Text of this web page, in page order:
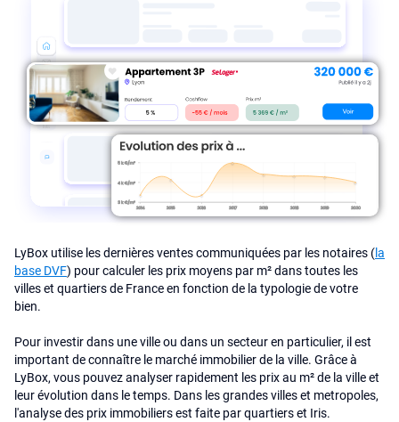
LyBox utilise les dernières ventes communiquées par les notaires (la
base DVF) pour calculer les prix moyens par m² dans toutes les
villes et quartiers de France en fonction de la typologie de votre
bien.
Pour investir dans une ville ou dans un secteur en particulier, il est
important de connaître le marché immobilier de la ville. Grâce à
LyBox, vous pouvez analyser rapidement les prix au m² de la ville et
leur évolution dans le temps. Dans les grandes villes et metropoles,
l'analyse des prix immobiliers est faite par quartiers et Iris.